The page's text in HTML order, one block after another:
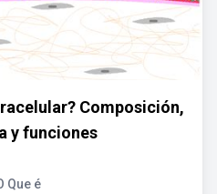
Composición,
y funciones
Que é